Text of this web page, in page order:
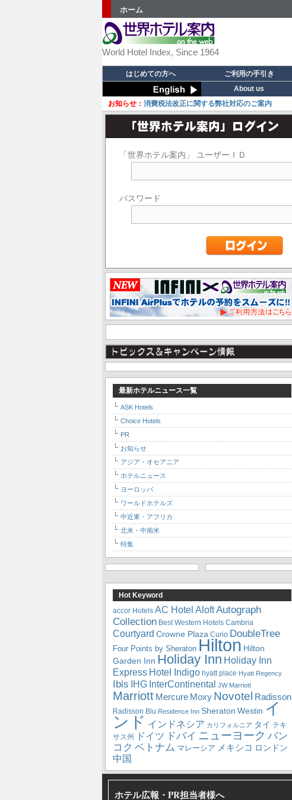
ホーム
World Hotel Index, Since 1964
はじめての方へ ご利用の手引き
About us
お知らせ： 消費税法改正に関する弊社対応のご案内
「世界ホテル案内」 ユーザーＩＤ
パスワード
最新ホテルニュース一覧
ASK Hotels
Choice Hotels
PR
お知らせ
アジア・オセアニア
ホテルニュース
ヨーロッパ
ワールドホテルズ
中近東・アフリカ
北米・中南米
特集
Hot Keyword
accor Hotels AC Hotel AloftAutograph
Collection Best Western Hotels Cambria
Courtyard Crowne Plaza Curio DoubleTree
Four Points by Sheraton Hilton Hilton
Garden Inn Holiday Inn Holiday Inn
Express Hotel Indigo hyatt place Hyatt Regency
Ibis IHG InterContinental JW Marriott
Marriott Mercure Moxy Novotel Radisson
Radisson Blu Residence Inn Sheraton Westin イ
ンド インドネシア カリフォルニア タイ テキ
サス州
ドイツ ドバイ ニューヨーク バン
コク ベトナム マレーシア メキシコ ロンドン
中国
ホテル広報・PR担当者様へ